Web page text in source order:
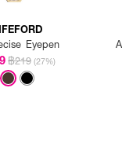
Eyepen
฿219 (27%)